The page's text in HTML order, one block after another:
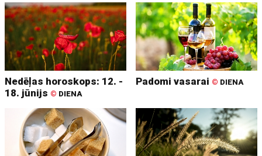
Nedēļas horoskops: 12. -
18. jūnijs © DIENA
Padomi vasarai © DIENA